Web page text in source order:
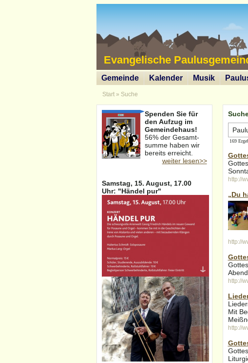
Evangelische
Gemeinde Kalender Musik
Start» Suche
Spenden Sie für
den Aufzug im
Gemeindehaus!
56% der Gesamt-
summe haben wir
bereits erreicht.
weiter lesen>>
Samstag, 15. August, 17.00
Uhr: "Händel pur"
169
http://
„Du
http://
http://
Mit
http://